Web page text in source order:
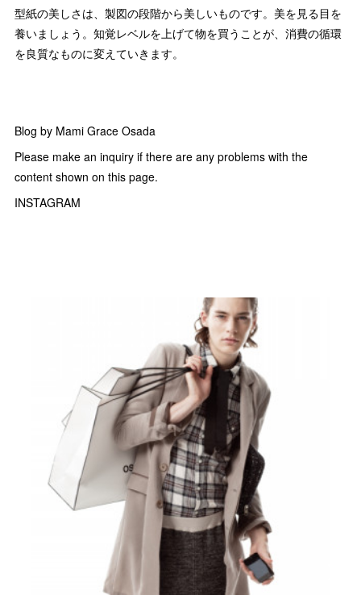
型紙の美しさは、製図の段階から美しいものです。美を見る目を
養いましょう。知覚レベルを上げて物を買うことが、消費の循環
を良質なものに変えていきます。
Blog by Mami Grace Osada
Please make an inquiry if there are any problems with the
content shown on this page.
INSTAGRAM